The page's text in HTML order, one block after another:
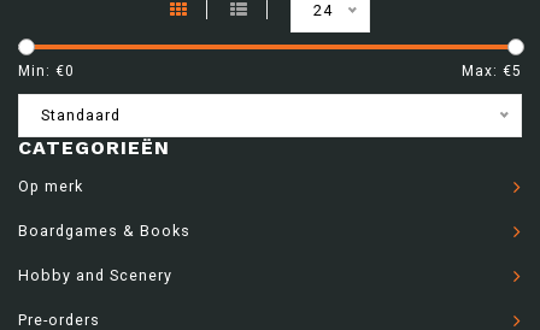
24
Min: €0 Max: €5
Standaard
CATEGORIEËN
Op merk
Boardgames & Books
Hobby and Scenery
Pre-orders